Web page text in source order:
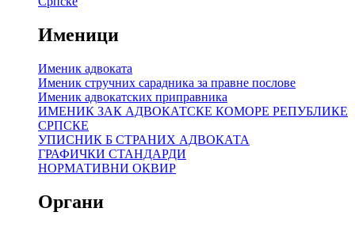
Именици
Именик адвоката
Именик стручних сарадника за правне послове
Именик адвокатских приправника
ИМЕНИК ЗАК АДВОКАТСКЕ КОМОРЕ РЕПУБЛИКЕ
СРПСКЕ
УПИСНИК Б СТРАНИХ АДВОКАТА
ГРАФИЧКИ СТАНДАРДИ
НОРМАТИВНИ ОКВИР
Органи